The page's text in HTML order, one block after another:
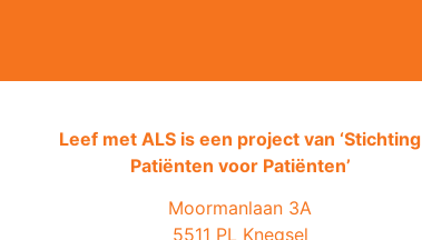
Leef met ALS is een project van ‘Stichting
Patiënten voor Patiënten’
Moormanlaan 3A
5511 PL Knegsel